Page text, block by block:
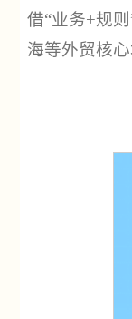
借“业务+规
海等外贸核心